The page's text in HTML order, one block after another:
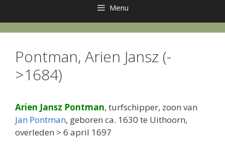
Menu
Pontman, Arien Jansz (-
>1684)
Arien Jansz Pontman, turfschipper, zoon van
Jan Pontman, geboren ca. 1630 te Uithoorn,
overleden > 6 april 1697